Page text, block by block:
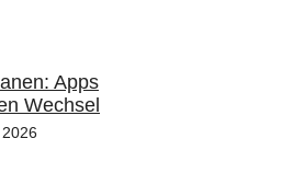
Apps
Wechsel